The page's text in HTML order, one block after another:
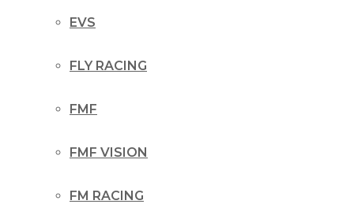
EVS
FLY RACING
FMF
FMF VISION
FM RACING